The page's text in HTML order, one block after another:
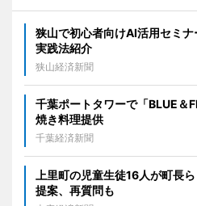
狭山で初心者向けAI活用セミ
実践法紹介
狭山経済新聞
千葉ポートタワーで「BLUE
焼き料理提供
千葉経済新聞
上里町の児童生徒16人が町長
提案、再質問も